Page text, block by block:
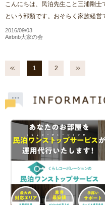
こんにちは、民泊先生こと三浦剛
という部類です。おそらく家族経営
2016/09/03
Airbnb大家の会
1 2